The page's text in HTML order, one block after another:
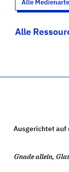
Alle
Ausgerichtet auf
Gnade allein,